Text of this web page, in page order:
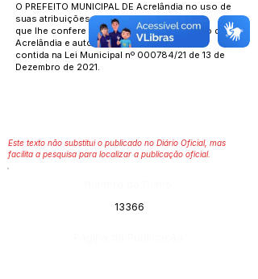
O PREFEITO MUNICIPAL DE Acrelândia no uso de
suas atribuições
que lhe confere a Lei Orgânica do Município de
Acrelândia e autorização
contida na Lei Municipal nº 000784/21 de 13 de
Dezembro de 2021.
Este texto não substitui o publicado no Diário Oficial, mas
facilita a pesquisa para localizar a publicação oficial.
13366